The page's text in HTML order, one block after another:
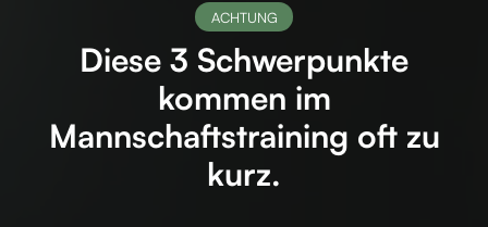
ACHTUNG
Diese 3 Schwerpunkte
kommen im
Mannschaftstraining oft zu
kurz.